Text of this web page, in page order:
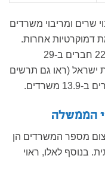
שרים ומריבוי משרדים
דמוקרטיות אחרות.
בממשלה הנוכחית (ה-34) מכהנים כיום 22 חברים ב-29
את ישראל (ראו גם תרשים
הממשלה
מספר המשרדים הן
בנוסף לאלו, ראוי